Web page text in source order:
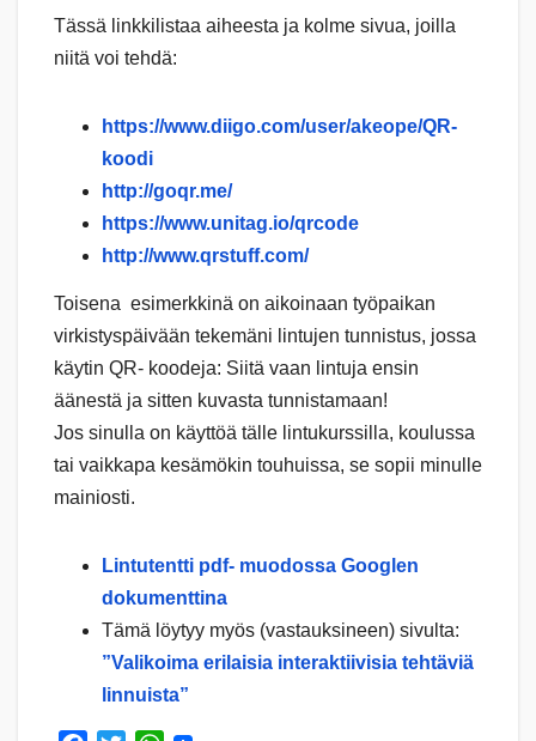
Tässä linkkilistaa aiheesta ja kolme sivua, joilla
niitä voi tehdä:
https://www.diigo.com/user/akeope/QR-
koodi
http://goqr.me/
https://www.unitag.io/qrcode
http://www.qrstuff.com/
Toisena esimerkkinä on aikoinaan työpaikan
virkistyspäivään tekemäni lintujen tunnistus, jossa
käytin QR- koodeja: Siitä vaan lintuja ensin
äänestä ja sitten kuvasta tunnistamaan!
Jos sinulla on käyttöä tälle lintukurssilla, koulussa
tai vaikkapa kesämökin touhuissa, se sopii minulle
mainiosti.
Lintutentti pdf- muodossa Googlen
dokumenttina
Tämä löytyy myös (vastauksineen) sivulta:
”Valikoima erilaisia interaktiivisia tehtäviä
linnuista”